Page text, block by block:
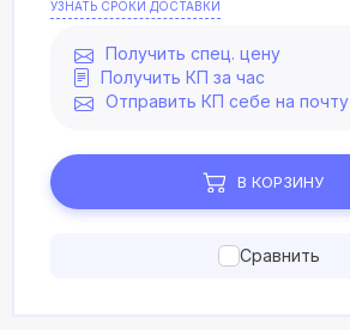
УЗНАТЬ СРОКИ ДОСТАВКИ
Получить спец. цену
Получить КП за час
Отправить КП себе на почту
В КОРЗИНУ
Сравнить